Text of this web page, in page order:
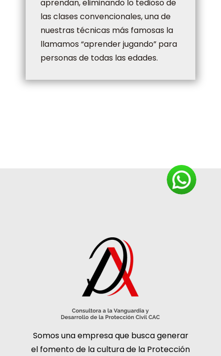
aprendan, eliminando lo tedioso de
las clases convencionales, una de
nuestras técnicas más famosas la
llamamos “aprender jugando” para
personas de todas las edades.
Somos una empresa que busca generar
el fomento de la cultura de la Protección